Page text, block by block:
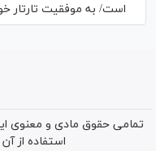
است/ به موفقیت تارتار
تمامی حقوق مادی و معنوی
استفاده از